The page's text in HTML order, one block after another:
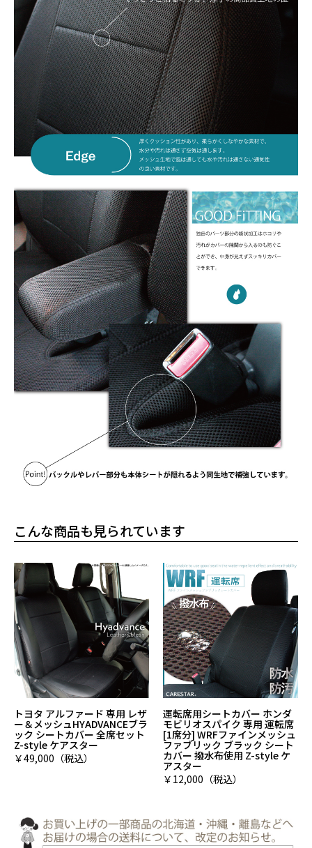
こんな商品も見られています
トヨタ アルファード 専用 レザ
ー＆メッシュHYADVANCEブラ
ック シートカバー 全席セット
Z-style ケアスター
￥49,000（税込）
運転席用シートカバー ホンダ
モビリオスパイク 専用 運転席
[1席分] WRFファインメッシュ
ファブリック ブラック シート
カバー 撥水布使用 Z-style ケ
アスター
￥12,000（税込）